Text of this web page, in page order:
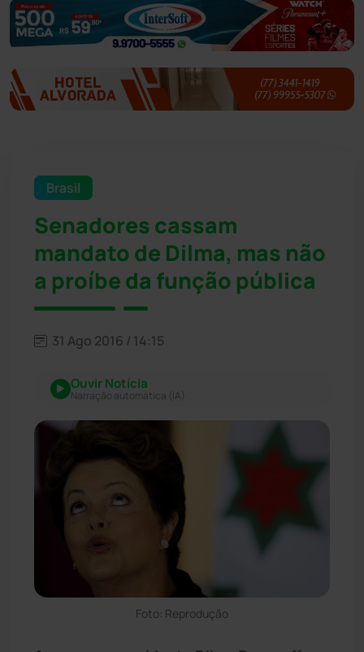
Brasil
Senadores cassam
mandato de Dilma, mas não
a proíbe da função pública
31 Ago 2016 / 14:15
Ouvir Notícia
Narração automática (IA)
Foto: Reprodução